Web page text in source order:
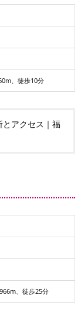
、徒歩10分
とアクセス｜福
、徒歩25分